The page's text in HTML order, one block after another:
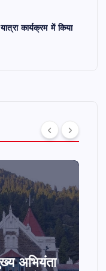
कार्यक्रम में किया
अभियंता